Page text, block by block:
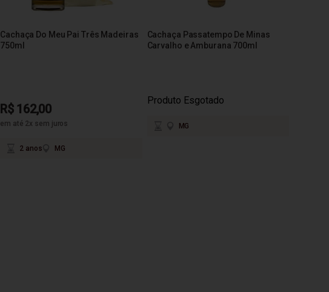
Cachaça Do Meu Pai Três Madeiras
750ml
R$ 162,00
em até 2x sem juros
2 anos MG
Cachaça Passatempo De Minas
Carvalho e Amburana 700ml
Produto Esgotado
MG